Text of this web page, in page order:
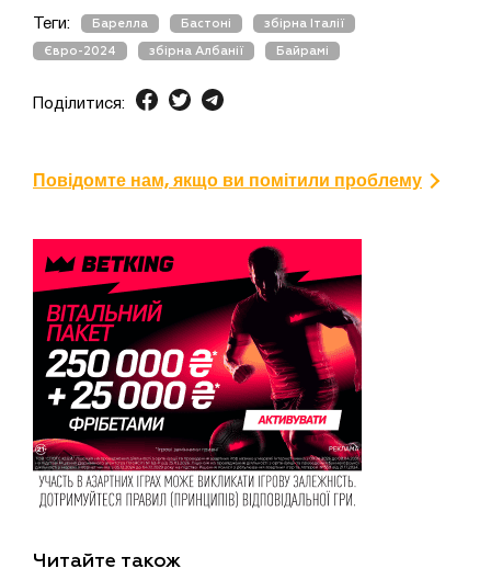
Теги: Барелла Бастоні збірна Італії
Євро-2024 збірна Албанії Байрамі
Поділитися:
Повідомте нам, якщо ви помітили проблему
Читайте також